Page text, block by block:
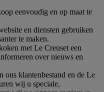
eenvoudig en op maat te
en diensten gebruiken
te maken.
met Le Creuset een
over nieuws en
ons klantenbestand en de Le
wij u speciale,